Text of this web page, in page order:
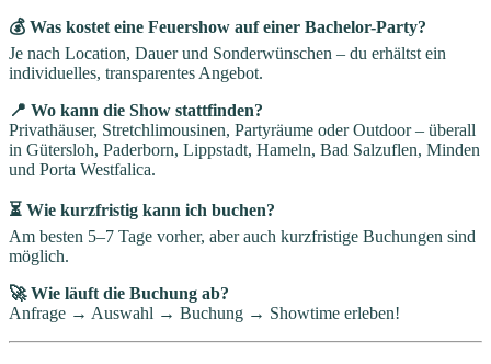
💰 Was kostet eine Feuershow auf einer Bachelor-Party?
Je nach Location, Dauer und Sonderwünschen – du erhältst ein
individuelles, transparentes Angebot.
📍 Wo kann die Show stattfinden?
Privathäuser, Stretchlimousinen, Partyräume oder Outdoor – überall
in Gütersloh, Paderborn, Lippstadt, Hameln, Bad Salzuflen, Minden
und Porta Westfalica.
⏳ Wie kurzfristig kann ich buchen?
Am besten 5–7 Tage vorher, aber auch kurzfristige Buchungen sind
möglich.
🚀 Wie läuft die Buchung ab?
Anfrage → Auswahl → Buchung → Showtime erleben!